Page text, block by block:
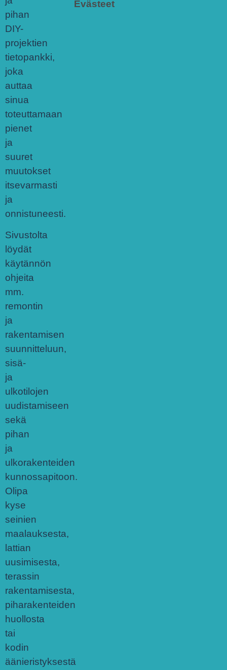
pihan
DIY-
projektien
tietopankki,
joka
auttaa
sinua
toteuttamaan
pienet
ja
suuret
muutokset
itsevarmasti
ja
onnistuneesti.
Sivustolta
löydät
käytännön
ohjeita
mm.
remontin
ja
rakentamisen
suunnitteluun,
sisä-
ja
ulkotilojen
uudistamiseen
sekä
pihan
ja
ulkorakenteiden
kunnossapitoon.
Olipa
kyse
seinien
maalauksesta,
lattian
uusimisesta,
terassin
rakentamisesta,
piharakenteiden
huollosta
tai
kodin
äänieristyksestä
Evästeet